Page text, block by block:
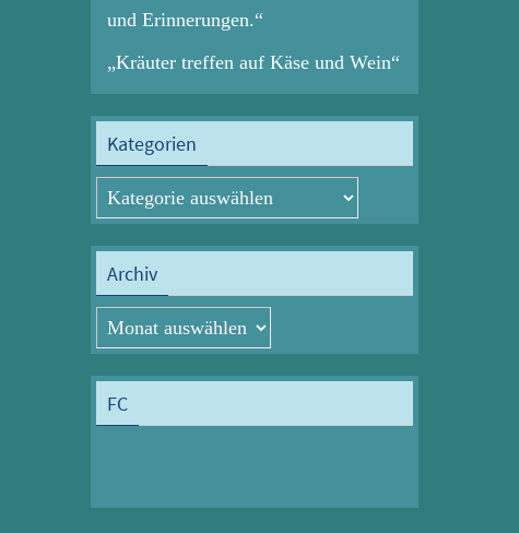
und Erinnerungen.“
„Kräuter treffen auf Käse und Wein“
Kategorien
Kategorien
Archiv
Archiv
FC